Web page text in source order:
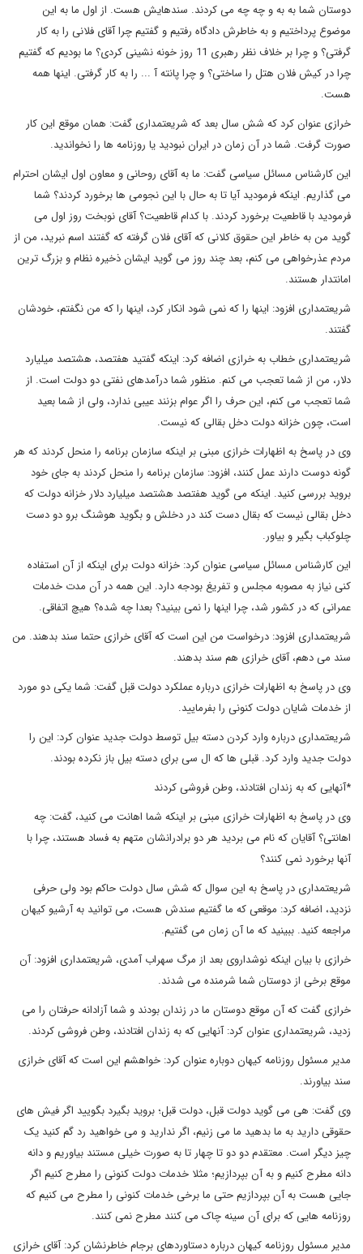
دوستان شما به به و چه چه می کردند. سندهایش هست. از اول ما به این
موضوع پرداختیم و به خاطرش دادگاه رفتیم و گفتیم چرا آقای فلانی را به کار
گرفتی؟ و چرا بر خلاف نظر رهبری 11 روز خونه نشینی کردی؟ ما بودیم که گفتیم
چرا در کیش فلان هتل را ساختی؟ و چرا پانته آ ... را به کار گرفتی. اینها همه
هست.
خرازی عنوان کرد که شش سال بعد که شریعتمداری گفت: همان موقع این کار
صورت گرفت. شما در آن زمان در ایران نبودید یا روزنامه ها را نخواندید.
این کارشناس مسائل سیاسی گفت: ما به آقای روحانی و معاون اول ایشان احترام
می گذاریم. اینکه فرمودید آیا تا به حال با این نجومی ها برخورد کردند؟ شما
فرمودید با قاطعیت برخورد کردند. با کدام قاطعیت؟ آقای نوبخت روز اول می
گوید من به خاطر این حقوق کلانی که آقای فلان گرفته که گفتند اسم نبرید، من از
مردم عذرخواهی می کنم، بعد چند روز می گوید ایشان ذخیره نظام و بزرگ ترین
امانتدار هستند.
شریعتمداری افزود: اینها را که نمی شود انکار کرد، اینها را که من نگفتم، خودشان
گفتند.
شریعتمداری خطاب به خرازی اضافه کرد: اینکه گفتید هفتصد، هشتصد میلیارد
دلار، من از شما تعجب می کنم. منظور شما درآمدهای نفتی دو دولت است. از
شما تعجب می کنم، این حرف را اگر عوام بزنند عیبی ندارد، ولی از شما بعید
است، چون خزانه دولت دخل بقالی که نیست.
وی در پاسخ به اظهارات خرازی مبنی بر اینکه سازمان برنامه را منحل کردند که هر
گونه دوست دارند عمل کنند، افزود: سازمان برنامه را منحل کردند به جای خود
بروید بررسی کنید. اینکه می گوید هفتصد هشتصد میلیارد دلار خزانه دولت که
دخل بقالی نیست که بقال دست کند در دخلش و بگوید هوشنگ برو دو دست
چلوکباب بگیر و بیاور.
این کارشناس مسائل سیاسی عنوان کرد: خزانه دولت برای اینکه از آن استفاده
کنی نیاز به مصوبه مجلس و تفریغ بودجه دارد. این همه در آن مدت خدمات
عمرانی که در کشور شد، چرا اینها را نمی بینید؟ بعدا چه شده؟ هیچ اتفاقی.
شریعتمداری افزود: درخواست من این است که آقای خرازی حتما سند بدهند. من
سند می دهم، آقای خرازی هم سند بدهند.
وی در پاسخ به اظهارات خرازی درباره عملکرد دولت قبل گفت: شما یکی دو مورد
از خدمات شایان دولت کنونی را بفرمایید.
شریعتمداری درباره وارد کردن دسته بیل توسط دولت جدید عنوان کرد: این را
دولت جدید وارد کرد. قبلی ها که ال سی برای دسته بیل باز نکرده بودند.
*آنهایی که به زندان افتادند، وطن فروشی کردند
وی در پاسخ به اظهارات خرازی مبنی بر اینکه شما اهانت می کنید، گفت: چه
اهانتی؟ آقایان که نام می بردید هر دو برادرانشان متهم به فساد هستند، چرا با
آنها برخورد نمی کنند؟
شریعتمداری در پاسخ به این سوال که شش سال دولت حاکم بود ولی حرفی
نزدید، اضافه کرد: موقعی که ما گفتیم سندش هست، می توانید به آرشیو کیهان
مراجعه کنید. ببینید که ما آن زمان می گفتیم.
خرازی با بیان اینکه نوشداروی بعد از مرگ سهراب آمدی، شریعتمداری افزود: آن
موقع برخی از دوستان شما شرمنده می شدند.
خرازی گفت که آن موقع دوستان ما در زندان بودند و شما آزادانه حرفتان را می
زدید، شریعتمداری عنوان کرد: آنهایی که به زندان افتادند، وطن فروشی کردند.
مدیر مسئول روزنامه کیهان دوباره عنوان کرد: خواهشم این است که آقای خرازی
سند بیاورند.
وی گفت: هی می گوید دولت قبل، دولت قبل؛ بروید بگیرد بگویید اگر فیش های
حقوقی دارید به ما بدهید ما می زنیم، اگر ندارید و می خواهید رد گم کنید یک
چیز دیگر است. معتقدم دو دو تا چهار تا به صورت خیلی مستند بیاوریم و دانه
دانه مطرح کنیم و به آن بپردازیم؛ مثلا خدمات دولت کنونی را مطرح کنیم اگر
جایی هست به آن بپردازیم حتی ما برخی خدمات کنونی را مطرح می کنیم که
روزنامه هایی که برای آن سینه چاک می کنند مطرح نمی کنند.
مدیر مسئول روزنامه کیهان درباره دستاوردهای برجام خاطرنشان کرد: آقای خرازی